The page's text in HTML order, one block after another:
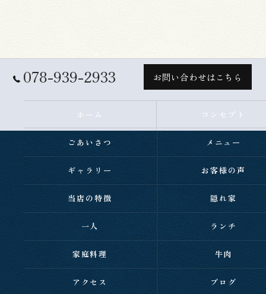
078-939-2933 お問い合わせはこちら
ホーム コンセプト
ごあいさつ メニュー
ギャラリー お客様の声
当店の特徴 隠れ家
一人 ランチ
家庭料理 牛肉
アクセス ブログ